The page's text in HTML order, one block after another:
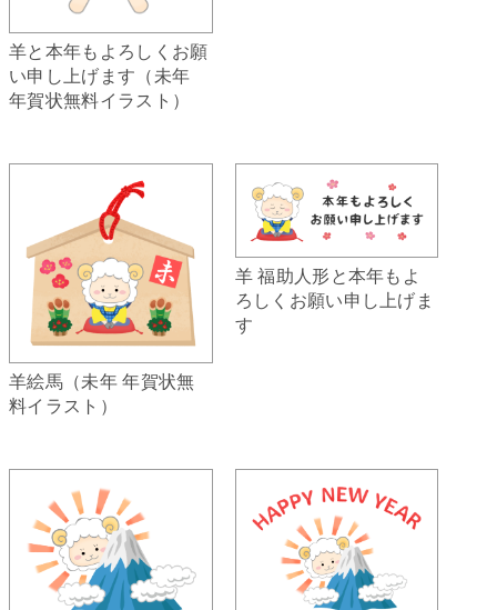
羊と本年もよろしくお願
い申し上げます（未年
年賀状無料イラスト）
羊絵馬（未年 年賀状無
料イラスト）
羊 福助人形と本年もよ
ろしくお願い申し上げま
す